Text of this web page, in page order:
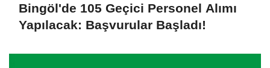
Bingöl'de 105 Geçici Personel Alımı
Yapılacak: Başvurular Başladı!